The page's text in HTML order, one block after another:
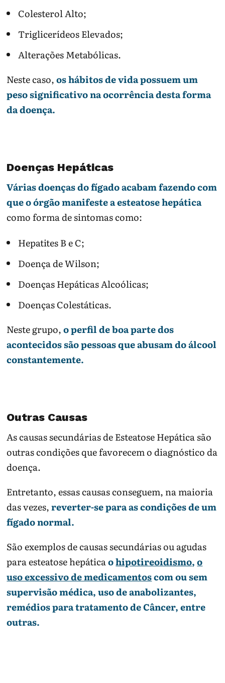
Colesterol Alto;
Triglicerídeos Elevados;
Alterações Metabólicas.
Neste caso,os hábitos de vida possuem um
peso significativo na ocorrência desta forma
da doença.
Doenças Hepáticas
Várias doenças do fígado acabam fazendo com
que o órgão manifeste a esteatose hepática
como forma de sintomas como:
Hepatites B e C;
Doença de Wilson;
Doenças Hepáticas Alcoólicas;
Doenças Colestáticas.
Neste grupo,o perfil de boa parte dos
acontecidos são pessoas que abusam do álcool
constantemente.
Outras Causas
As causas secundárias de Esteatose Hepática são
outras condições que favorecem o diagnóstico da
doença.
Entretanto, essas causas conseguem, na maioria
das vezes,reverter-se para as condições de um
fígado normal.
São exemplos de causas secundárias ou agudas
para esteatose hepáticaohipotireoidismo,o
uso excessivo de medicamentoscom ou sem
supervisão médica, uso de anabolizantes,
remédios para tratamento de Câncer, entre
outras.